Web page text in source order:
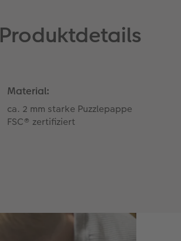
Produktdetails
Material:
ca. 2 mm starke Puzzlepappe
FSC® zertifiziert